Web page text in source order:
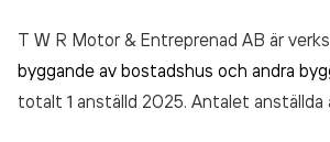
T W R Motor & Entreprenad AB är
byggande av bostadshus och andra
totalt 1 anställd 2025. Antalet anställda